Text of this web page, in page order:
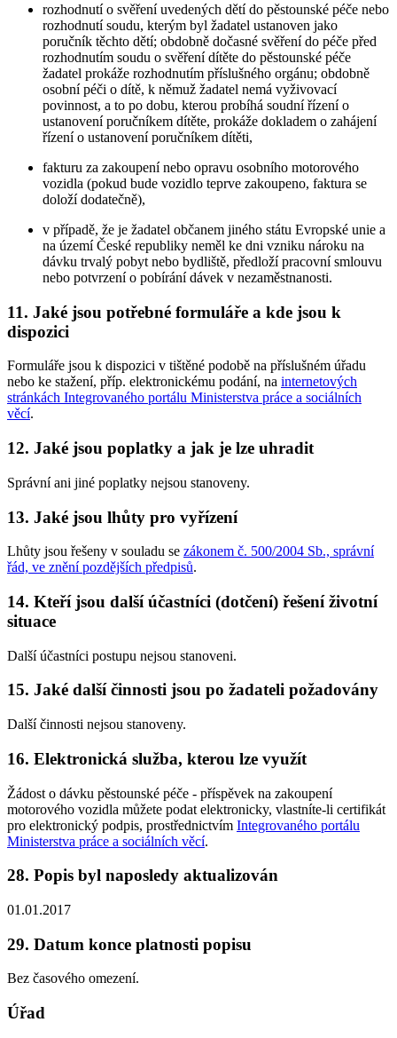
rozhodnutí o svěření uvedených dětí do pěstounské péče nebo
rozhodnutí soudu, kterým byl žadatel ustanoven jako
poručník těchto dětí; obdobně dočasné svěření do péče před
rozhodnutím soudu o svěření dítěte do pěstounské péče
žadatel prokáže rozhodnutím příslušného orgánu; obdobně
osobní péči o dítě, k němuž žadatel nemá vyživovací
povinnost, a to po dobu, kterou probíhá soudní řízení o
ustanovení poručníkem dítěte, prokáže dokladem o zahájení
řízení o ustanovení poručníkem dítěti,
fakturu za zakoupení nebo opravu osobního motorového
vozidla (pokud bude vozidlo teprve zakoupeno, faktura se
doloží dodatečně),
v případě, že je žadatel občanem jiného státu Evropské unie a
na území České republiky neměl ke dni vzniku nároku na
dávku trvalý pobyt nebo bydliště, předloží pracovní smlouvu
nebo potvrzení o pobírání dávek v nezaměstnanosti.
11. Jaké jsou potřebné formuláře a kde jsou k
dispozici
Formuláře jsou k dispozici v tištěné podobě na příslušném úřadu
nebo ke stažení, příp. elektronickému podání, na internetových
stránkách Integrovaného portálu Ministerstva práce a sociálních
věcí.
12. Jaké jsou poplatky a jak je lze uhradit
Správní ani jiné poplatky nejsou stanoveny.
13. Jaké jsou lhůty pro vyřízení
Lhůty jsou řešeny v souladu se zákonem č. 500/2004 Sb., správní
řád, ve znění pozdějších předpisů.
14. Kteří jsou další účastníci (dotčení) řešení životní
situace
Další účastníci postupu nejsou stanoveni.
15. Jaké další činnosti jsou po žadateli požadovány
Další činnosti nejsou stanoveny.
16. Elektronická služba, kterou lze využít
Žádost o dávku pěstounské péče - příspěvek na zakoupení
motorového vozidla můžete podat elektronicky, vlastníte-li certifikát
pro elektronický podpis, prostřednictvím Integrovaného portálu
Ministerstva práce a sociálních věcí.
28. Popis byl naposledy aktualizován
01.01.2017
29. Datum konce platnosti popisu
Bez časového omezení.
Úřad